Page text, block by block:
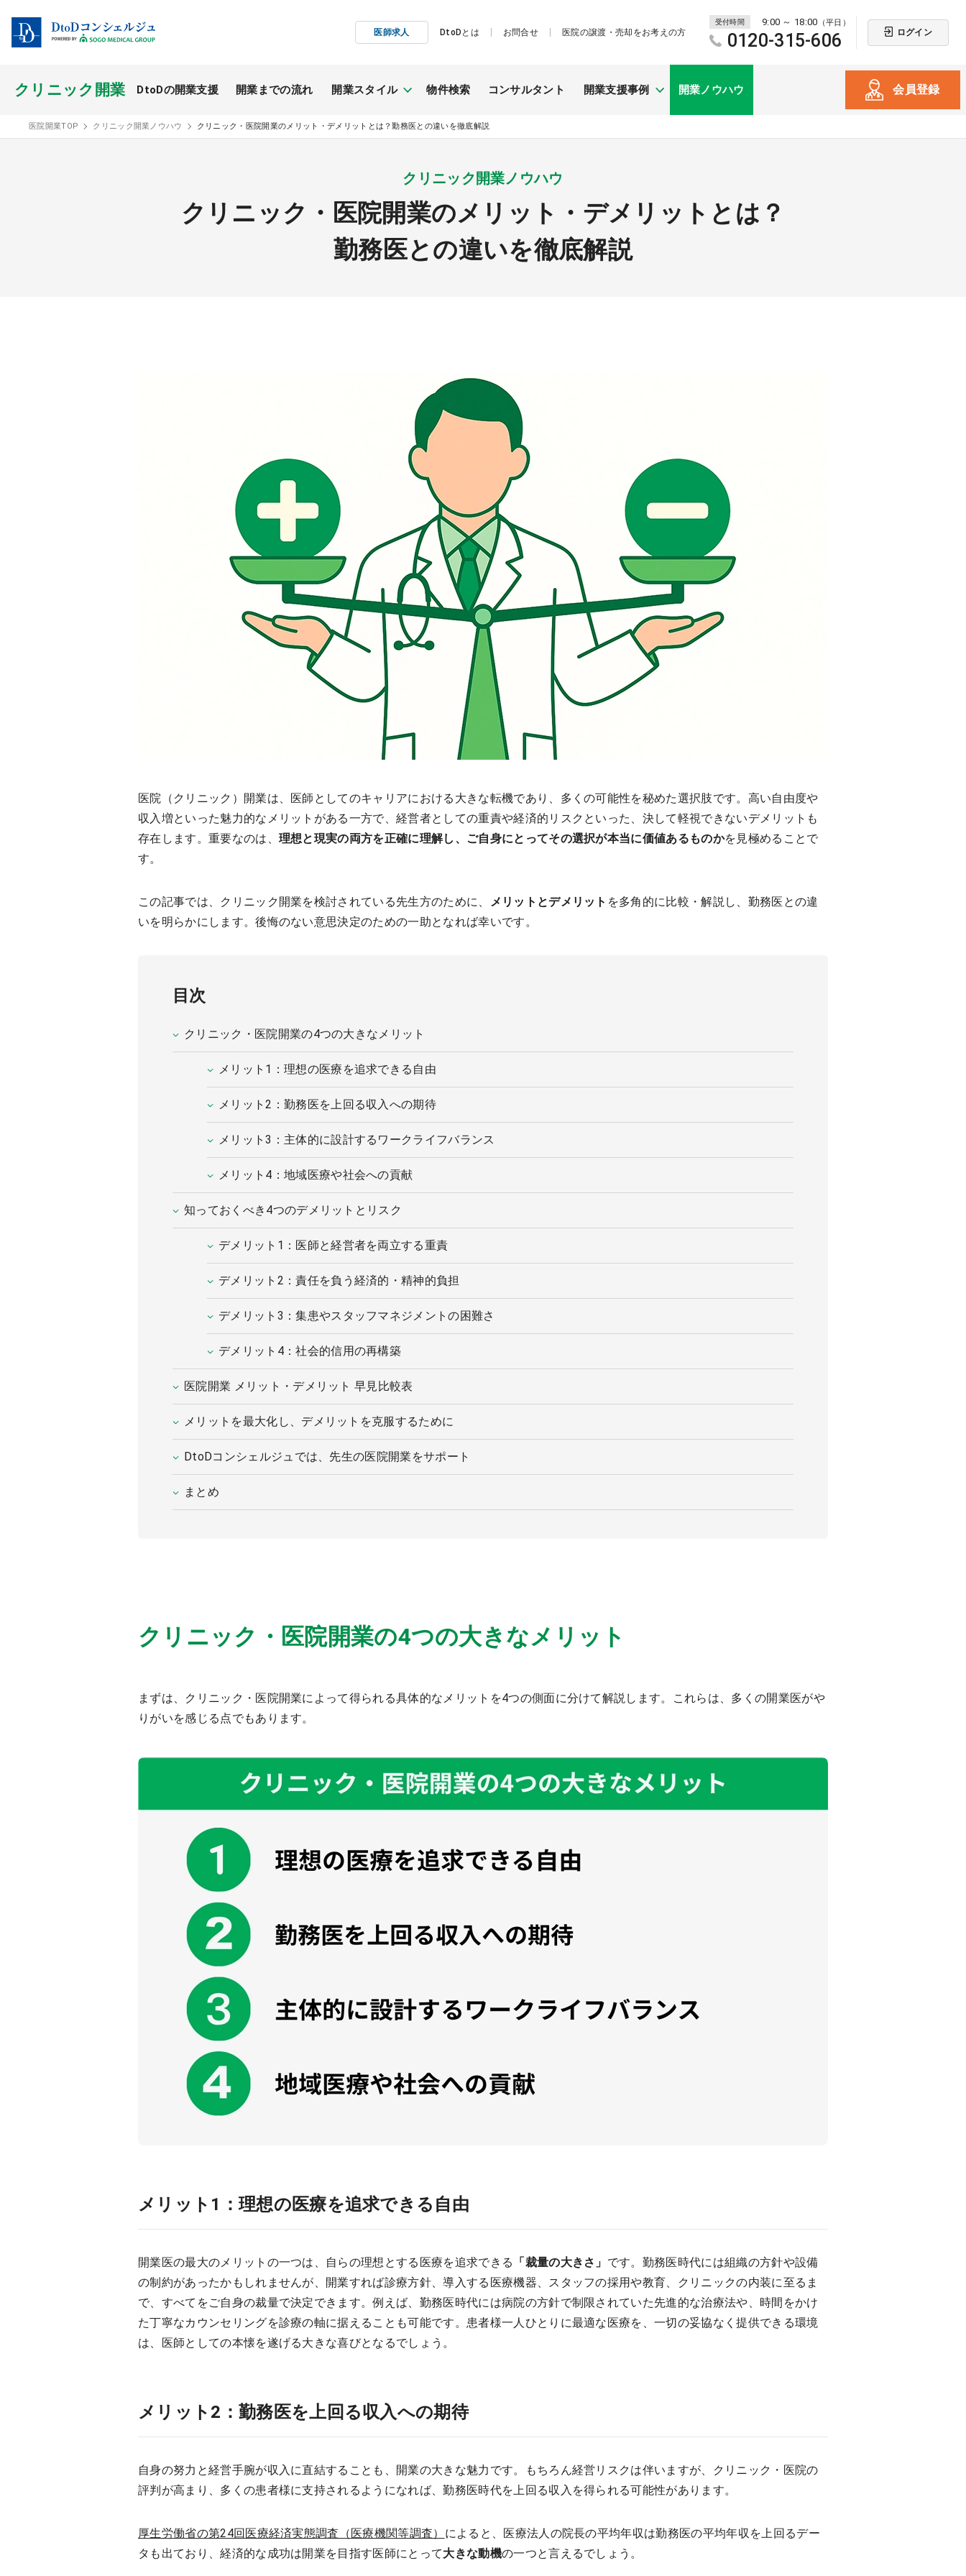
医師求人 DtoDとは お問合せ 医院の譲渡・売却をお考えの方
受付時間 9:00 ～ 18:00 （平日）
0120-315-606 ログイン
クリニック開業 DtoDの開業支援 開業までの流れ 開業スタイル
開業スタイル TOP
継承開業
（医院継承）
（戸建て・テナント）
物件検索 コンサルタント 開業支援事例 開業ノウハウ 会員登録
医院開業TOP クリニック開業ノウハウ クリニック・医院開業のメリット・デメリットとは？勤務医との違いを徹底解説
クリニック開業ノウハウ
クリニック・医院開業のメリット・デメリットとは？
勤務医との違いを徹底解説
医院（クリニック）開業は、医師としてのキャリアにおける大きな転機であり、多くの可能性を秘めた選択肢です。高い自由度や
収入増といった魅力的なメリットがある一方で、経営者としての重責や経済的リスクといった、決して軽視できないデメリットも
存在します。重要なのは、 理想と現実の両方を正確に理解し、ご自身にとってその選択が本当に価値あるものかを見極めることで
す。
この記事では、クリニック開業を検討されている先生方のために、 メリットとデメリット を多角的に比較・解説し、勤務医との違
いを明らかにします。後悔のない意思決定のための一助となれば幸いです。
目次
クリニック・医院開業の4つの大きなメリット
メリット1：理想の医療を追求できる自由
メリット2：勤務医を上回る収入への期待
メリット3：主体的に設計するワークライフバランス
メリット4：地域医療や社会への貢献
知っておくべき4つのデメリットとリスク
デメリット1：医師と経営者を両立する重責
デメリット2：責任を負う経済的・精神的負担
デメリット3：集患やスタッフマネジメントの困難さ
デメリット4：社会的信用の再構築
医院開業 メリット・デメリット 早見比較表
メリットを最大化し、デメリットを克服するために
DtoDコンシェルジュでは、先生の医院開業をサポート
まとめ
クリニック・医院開業の4つの大きなメリット
まずは、クリニック・医院開業によって得られる具体的なメリットを4つの側面に分けて解説します。これらは、多くの開業医がや
りがいを感じる点でもあります。
メリット1：理想の医療を追求できる自由
開業医の最大のメリットの一つは、自らの理想とする医療を追求できる 「裁量の大きさ」 です。勤務医時代には組織の方針や設備
の制約があったかもしれませんが、開業すれば診療方針、導入する医療機器、スタッフの採用や教育、クリニックの内装に至るま
で、すべてをご自身の裁量で決定できます。例えば、勤務医時代には病院の方針で制限されていた先進的な治療法や、時間をかけ
た丁寧なカウンセリングを診療の軸に据えることも可能です。患者様一人ひとりに最適な医療を、一切の妥協なく提供できる環境
は、医師としての本懐を遂げる大きな喜びとなるでしょう。
メリット2：勤務医を上回る収入への期待
自身の努力と経営手腕が収入に直結することも、開業の大きな魅力です。もちろん経営リスクは伴いますが、クリニック・医院の
評判が高まり、多くの患者様に支持されるようになれば、勤務医時代を上回る収入を得られる可能性があります。
厚生労働省の第24回医療経済実態調査（医療機関等調査） によると、医療法人の院長の平均年収は勤務医の平均年収を上回るデー
タも出ており、経済的な成功は開業を目指す医師にとって大きな動機の一つと言えるでしょう。